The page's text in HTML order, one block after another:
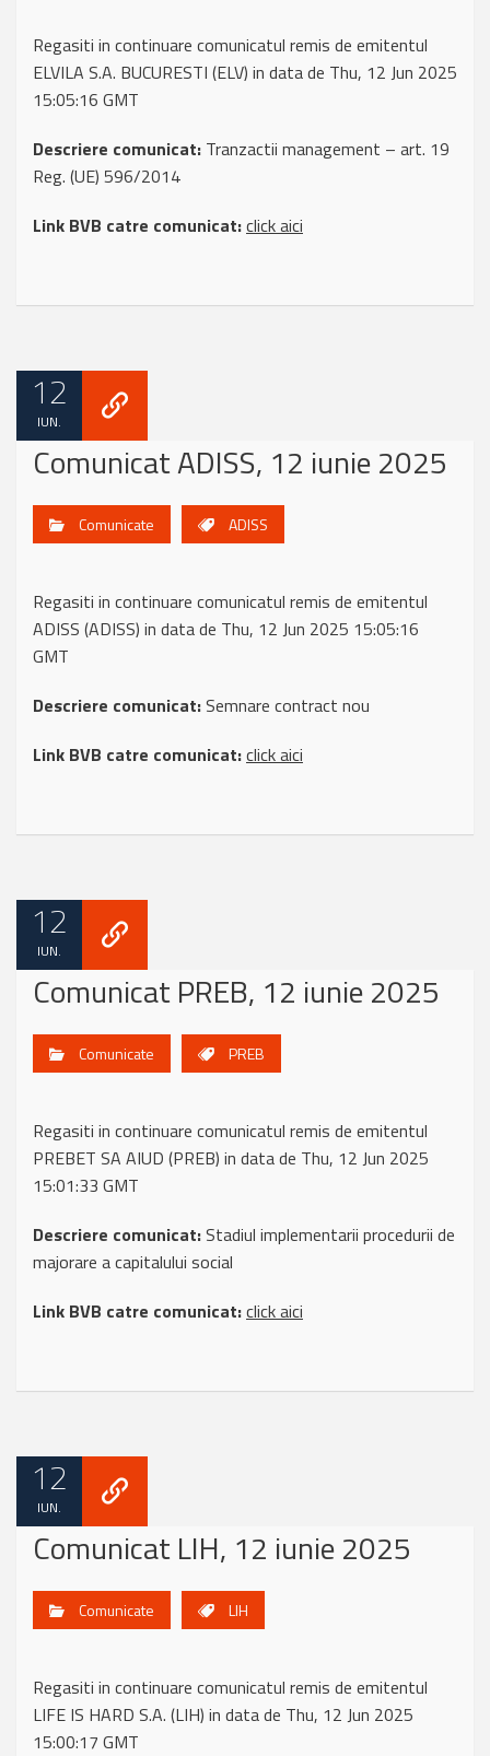
Regasiti in continuare comunicatul remis de emitentul
ELVILA S.A. BUCURESTI (ELV) in data de Thu, 12 Jun 2025
15:05:16 GMT
Descriere comunicat: Tranzactii management – art. 19
Reg. (UE) 596/2014
Link BVB catre comunicat:click aici
12
IUN.
Comunicat ADISS, 12 iunie 2025
Comunicate ADISS
Regasiti in continuare comunicatul remis de emitentul
ADISS (ADISS) in data de Thu, 12 Jun 2025 15:05:16
GMT
Descriere comunicat:Semnare contract nou
Link BVB catre comunicat:click aici
12
IUN.
Comunicat PREB, 12 iunie 2025
Comunicate PREB
Regasiti in continuare comunicatul remis de emitentul
PREBET SA AIUD (PREB) in data de Thu, 12 Jun 2025
15:01:33 GMT
Descriere comunicat:Stadiul implementarii procedurii de
majorare a capitalului social
Link BVB catre comunicat:click aici
12
IUN.
Comunicat LIH, 12 iunie 2025
Comunicate LIH
Regasiti in continuare comunicatul remis de emitentul
LIFE IS HARD S.A. (LIH) in data de Thu, 12 Jun 2025
15:00:17 GMT